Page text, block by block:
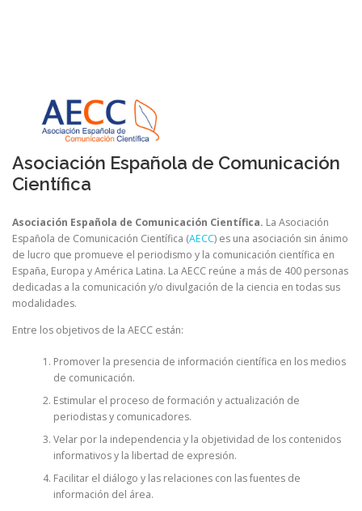
Asociación Española de Comunicación
Científica
Asociación Española de Comunicación Científica. La Asociación
Española de Comunicación Científica (AECC) es una asociación sin ánimo
de lucro que promueve el periodismo y la comunicación científica en
España, Europa y América Latina. La AECC reúne a más de 400 personas
dedicadas a la comunicación y/o divulgación de la ciencia en todas sus
modalidades.
Entre los objetivos de la AECC están:
Promover la presencia de información científica en los medios
de comunicación.
Estimular el proceso de formación y actualización de
periodistas y comunicadores.
Velar por la independencia y la objetividad de los contenidos
informativos y la libertad de expresión.
Facilitar el diálogo y las relaciones con las fuentes de
información del área.